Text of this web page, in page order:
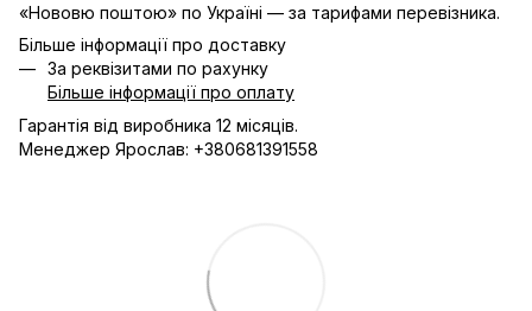
«Нововю поштою» по Україні — за тарифами перевізника.
Більше інформації про доставку
За реквізитами по рахунку
Більше інформації про оплату
Гарантія від виробника 12 місяців.
Менеджер Ярослав: +380681391558